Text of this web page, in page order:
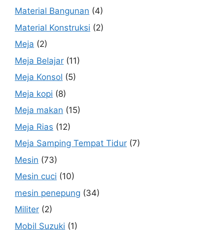
Material Bangunan (4)
Material Konstruksi (2)
Meja (2)
Meja Belajar (11)
Meja Konsol (5)
Meja kopi (8)
Meja makan (15)
Meja Rias (12)
Meja Samping Tempat Tidur (7)
Mesin (73)
Mesin cuci (10)
mesin penepung (34)
Militer (2)
Mobil Suzuki (1)